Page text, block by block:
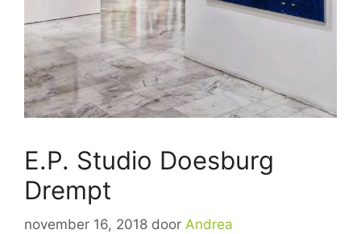
E.P. Studio Doesburg
Drempt
november 16, 2018 door Andrea